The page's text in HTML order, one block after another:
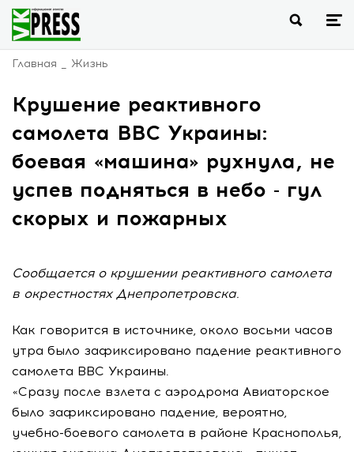
Главная Жизнь
Крушение реактивного
самолета ВВС Украины:
боевая «машина» рухнула, не
успев подняться в небо - гул
скорых и пожарных
Сообщается о крушении реактивного самолета
в окрестностях Днепропетровска.
Как говорится в источнике, около восьми часов
утра было зафиксировано падение реактивного
самолета ВВС Украины.
«Сразу после взлета с аэродрома Авиаторское
было зафиксировано падение, вероятно,
учебно-боевого самолета в районе Краснополья,